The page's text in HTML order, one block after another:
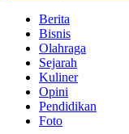
Berita
Bisnis
Olahraga
Sejarah
Kuliner
Opini
Pendidikan
Foto